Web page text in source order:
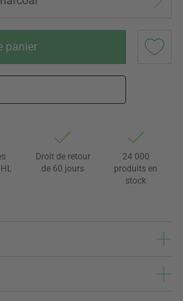
panier
Droit de retour
de 60 jours
24 000
produits en
stock